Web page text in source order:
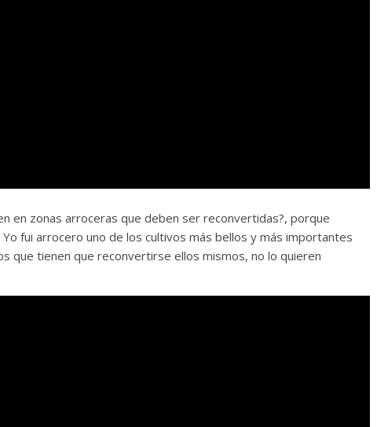
en zonas arroceras que deben ser reconvertidas?, porque
fui arrocero uno de los cultivos más bellos y más importantes
que tienen que reconvertirse ellos mismos, no lo quieren